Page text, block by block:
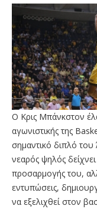
Ο Κρις Μπάνκστον
αγωνιστικής της
σημαντικό διπλό
νεαρός ψηλός
προσαρμογής του,
εντυπώσεις,
να εξελιχθεί στον